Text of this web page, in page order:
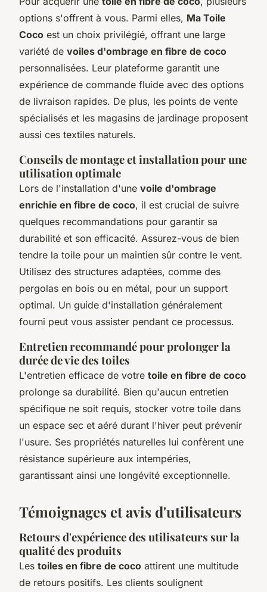
options s'offrent à vous. Parmi elles, Ma Toile
Coco est un choix privilégié, offrant une large
variété de voiles d'ombrage en fibre de coco
personnalisées. Leur plateforme garantit une
expérience de commande fluide avec des options
de livraison rapides. De plus, les points de vente
spécialisés et les magasins de jardinage proposent
aussi ces textiles naturels.
Conseils de montage et installation pour une
utilisation optimale
Lors de l'installation d'une voile d'ombrage
enrichie en fibre de coco, il est crucial de suivre
quelques recommandations pour garantir sa
durabilité et son efficacité. Assurez-vous de bien
tendre la toile pour un maintien sûr contre le vent.
Utilisez des structures adaptées, comme des
pergolas en bois ou en métal, pour un support
optimal. Un guide d'installation généralement
fourni peut vous assister pendant ce processus.
Entretien recommandé pour prolonger la
durée de vie des toiles
L'entretien efficace de votre toile en fibre de coco
prolonge sa durabilité. Bien qu'aucun entretien
spécifique ne soit requis, stocker votre toile dans
un espace sec et aéré durant l'hiver peut prévenir
l'usure. Ses propriétés naturelles lui confèrent une
résistance supérieure aux intempéries,
garantissant ainsi une longévité exceptionnelle.
Témoignages et avis d'utilisateurs
Retours d'expérience des utilisateurs sur la
qualité des produits
Les toiles en fibre de coco attirent une multitude
de retours positifs. Les clients soulignent